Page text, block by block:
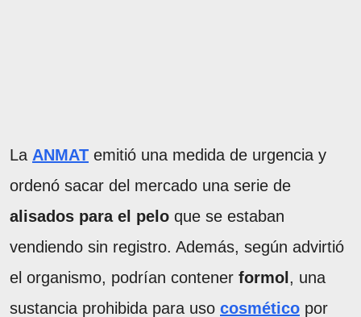
La ANMAT emitió una medida de urgencia y
ordenó sacar del mercado una serie de
alisados para el pelo que se estaban
vendiendo sin registro. Además, según advirtió
el organismo, podrían contener formol , una
sustancia prohibida para uso cosmético por